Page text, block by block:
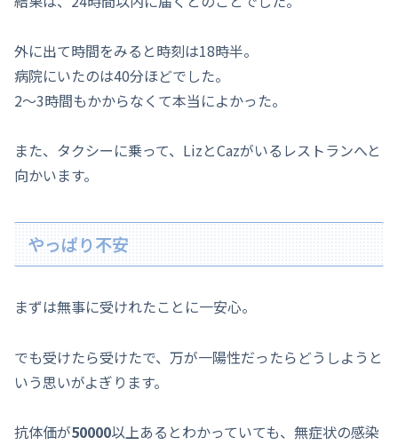
外に出て時間をみると時刻は18時半。
病院にいたのは40分ほどでした。
2〜3時間もかからなくて本当によかった。
また、タクシーに乗って、LizとCazがいるレストランへと
向かいます。
やっぱり不安
まずは無事に受けれたことに一安心。
でも受けたら受けたで、万が一陽性だったらどうしようと
いう思いがよぎります。
抗体価が50000以上あるとわかっていても、無症状の感染